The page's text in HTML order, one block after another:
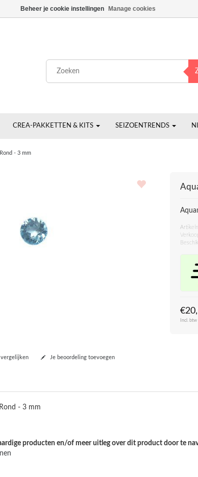
CREA-PAKKETTEN & KITS SEIZOENTRENDS
- 3 mm
Incl. btw
Je beoordeling toevoegen
- 3 mm
producten en/of meer uitleg over dit product door te
Beheer je cookie instellingen Manage cookies